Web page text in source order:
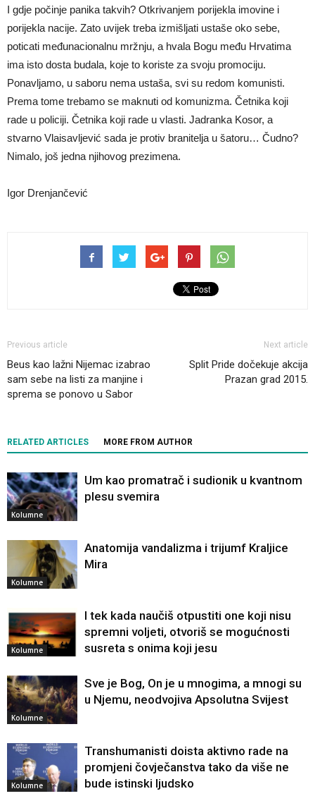
I gdje počinje panika takvih? Otkrivanjem porijekla imovine i
porijekla nacije. Zato uvijek treba izmišljati ustaše oko sebe,
poticati međunacionalnu mržnju, a hvala Bogu među Hrvatima
ima isto dosta budala, koje to koriste za svoju promociju.
Ponavljamo, u saboru nema ustaša, svi su redom komunisti.
Prema tome trebamo se maknuti od komunizma. Četnika koji
rade u policiji. Četnika koji rade u vlasti. Jadranka Kosor, a
stvarno Vlaisavljević sada je protiv branitelja u šatoru… Čudno?
Nimalo, još jedna njihovog prezimena.
Igor Drenjančević
Previous article
Beus kao lažni Nijemac izabrao
sam sebe na listi za manjine i
sprema se ponovo u Sabor
Next article
Split Pride dočekuje akcija
Prazan grad 2015.
RELATED ARTICLES MORE FROM AUTHOR
Kolumne
Um kao promatrač i sudionik u kvantnom
plesu svemira
Kolumne
Anatomija vandalizma i trijumf Kraljice
Mira
Kolumne
I tek kada naučiš otpustiti one koji nisu
spremni voljeti, otvoriš se mogućnosti
susreta s onima koji jesu
Kolumne
Sve je Bog, On je u mnogima, a mnogi su
u Njemu, neodvojiva Apsolutna Svijest
Kolumne
Transhumanisti doista aktivno rade na
promjeni čovječanstva tako da više ne
bude istinski ljudsko